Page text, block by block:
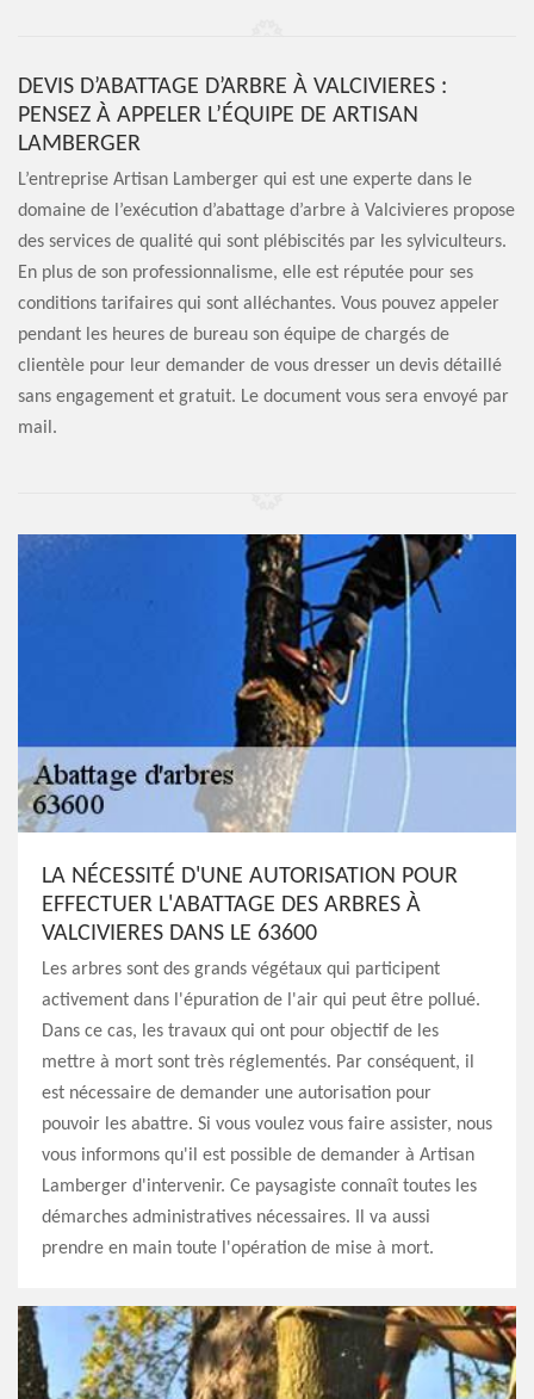
DEVIS D’ABATTAGE D’ARBRE À VALCIVIERES :
PENSEZ À APPELER L’ÉQUIPE DE ARTISAN
LAMBERGER
L’entreprise Artisan Lamberger qui est une experte dans le
domaine de l’exécution d’abattage d’arbre à Valcivieres propose
des services de qualité qui sont plébiscités par les sylviculteurs.
En plus de son professionnalisme, elle est réputée pour ses
conditions tarifaires qui sont alléchantes. Vous pouvez appeler
pendant les heures de bureau son équipe de chargés de
clientèle pour leur demander de vous dresser un devis détaillé
sans engagement et gratuit. Le document vous sera envoyé par
mail.
LA NÉCESSITÉ D'UNE AUTORISATION POUR
EFFECTUER L'ABATTAGE DES ARBRES À
VALCIVIERES DANS LE 63600
Les arbres sont des grands végétaux qui participent
activement dans l'épuration de l'air qui peut être pollué.
Dans ce cas, les travaux qui ont pour objectif de les
mettre à mort sont très réglementés. Par conséquent, il
est nécessaire de demander une autorisation pour
pouvoir les abattre. Si vous voulez vous faire assister, nous
vous informons qu'il est possible de demander à Artisan
Lamberger d'intervenir. Ce paysagiste connaît toutes les
démarches administratives nécessaires. Il va aussi
prendre en main toute l'opération de mise à mort.